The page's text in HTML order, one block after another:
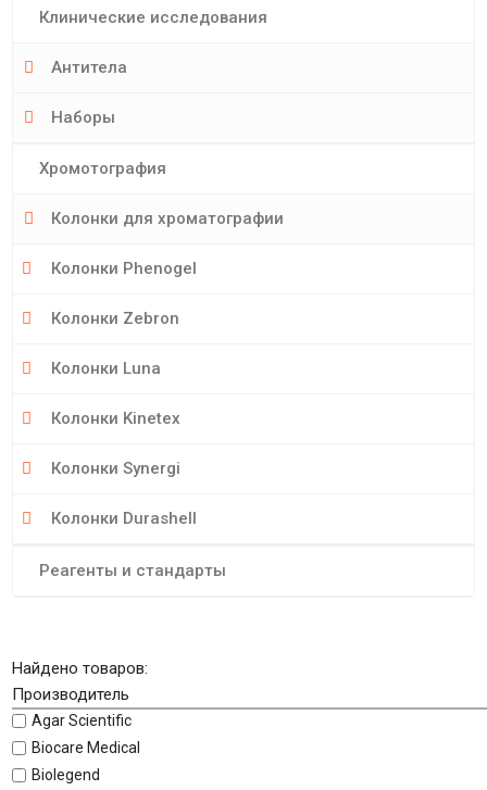
Клинические исследования
Антитела
Наборы
Хромотография
Колонки для хроматографии
Колонки Phenogel
Колонки Zebron
Колонки Luna
Колонки Kinetex
Колонки Synergi
Колонки Durashell
Реагенты и стандарты
Найдено товаров:
Производитель
Agar Scientific
Biocare Medical
Biolegend